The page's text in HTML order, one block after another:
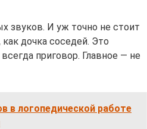
звуков. И уж точно не стоит
дочка соседей. Это
приговор. Главное — не
в логопедической работе